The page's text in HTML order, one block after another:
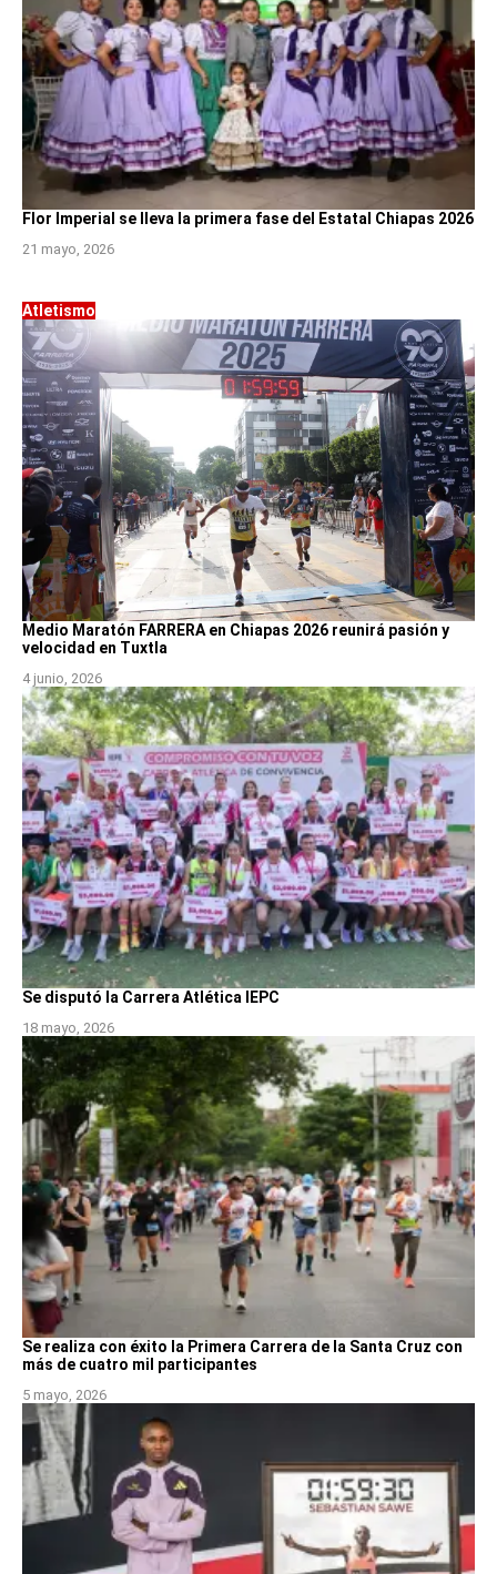
Flor Imperial se lleva la primera fase del Estatal Chiapas 2026
21 mayo, 2026
Atletismo
Medio Maratón FARRERA en Chiapas 2026 reunirá pasión y
velocidad en Tuxtla
4 junio, 2026
Se disputó la Carrera Atlética IEPC
18 mayo, 2026
Se realiza con éxito la Primera Carrera de la Santa Cruz con
más de cuatro mil participantes
5 mayo, 2026